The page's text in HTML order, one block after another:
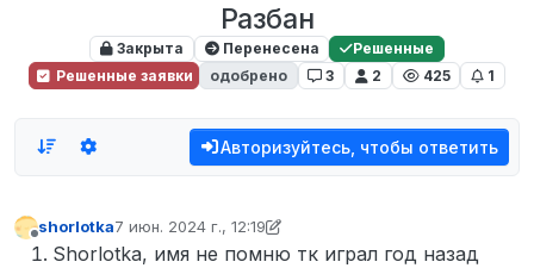
Разбан
Закрыта Перенесена
Решенные
Решенные заявки
одобрено 3 2 425 1
Авторизуйтесь, чтобы ответить
Не в сети
shorlotka7 июн. 2024 г., 12:19
отредактировано shorlotka
Shorlotka, имя не помню тк играл год назад